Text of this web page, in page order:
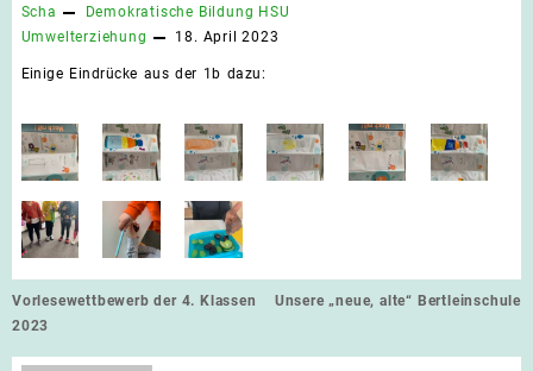
Scha Demokratische Bildung HSU
Umwelterziehung
18. April 2023
Einige Eindrücke aus der 1b dazu:
Beitragsnavigation
Vorlesewettbewerb der 4. Klassen
2023
Unsere „neue, alte“ Bertleinschule